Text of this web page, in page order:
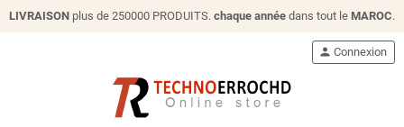
LIVRAISON plus de 250000 PRODUITS. chaque année dans tout le MAROC.
person Connexion